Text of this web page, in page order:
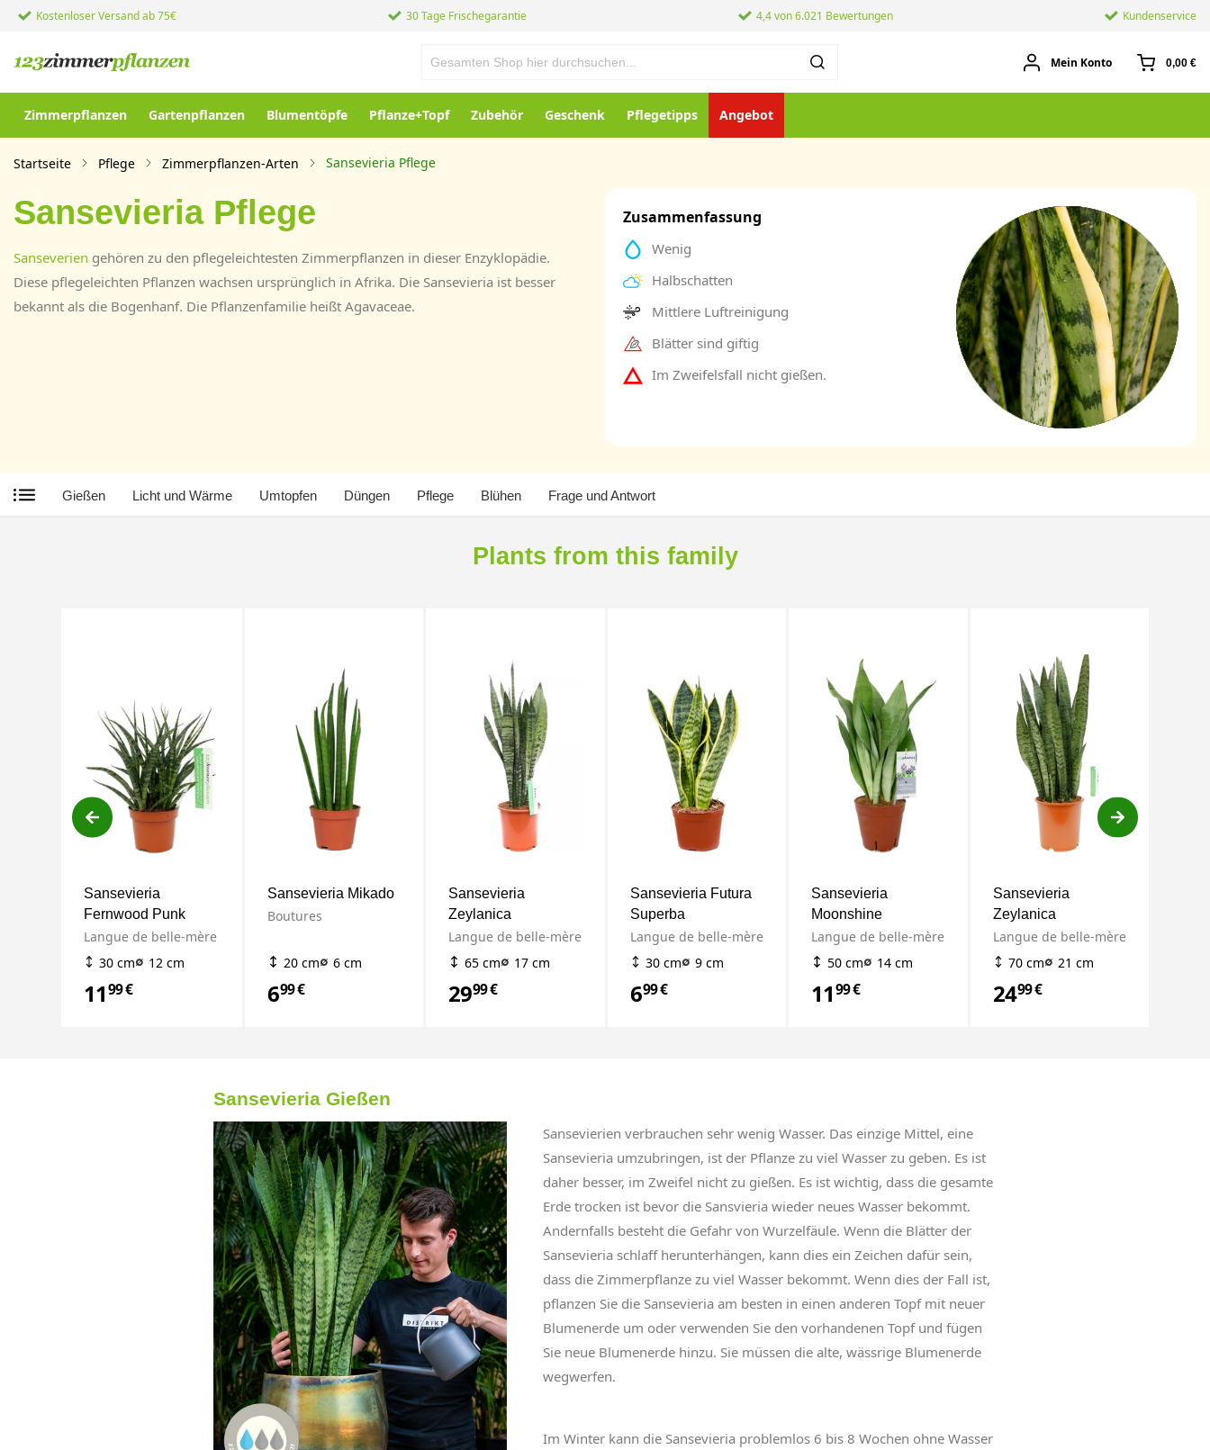
Kostenloser Versand ab 75€ 30 Tage Frischegarantie 4,4 von 6.021 Bewertungen Kundenservice
Mein Konto 0,00 €
Zimmerpflanzen Gartenpflanzen Blumentöpfe Pflanze+Topf Zubehör Geschenk Pflegetipps Angebot
Startseite Pflege Zimmerpflanzen-Arten Sansevieria Pflege
Sansevieria Pflege
Sanseverien gehören zu den pflegeleichtesten Zimmerpflanzen in dieser Enzyklopädie.
Diese pflegeleichten Pflanzen wachsen ursprünglich in Afrika. Die Sansevieria ist besser
bekannt als die Bogenhanf. Die Pflanzenfamilie heißt Agavaceae.
Zusammenfassung
Wenig
Halbschatten
Mittlere Luftreinigung
Blätter sind giftig
Im Zweifelsfall nicht gießen.
Plants from this family
Sansevieria
Fernwood Punk
Langue de belle-mère
30 cm
12 cm
1199 €
Sansevieria Mikado
Boutures
20 cm 6 cm
699 €
Sansevieria
Zeylanica
Langue de belle-mère
65 cm
17 cm
2999 €
Sansevieria Futura
Superba
Langue de belle-mère
30 cm
9 cm
699 €
Sansevieria
Moonshine
Langue de belle-mère
50 cm
14 cm
11 99 €
Sansevieria
Zeylanica
Langue de belle-mère
70 cm
21 cm
2499 €
Sansevieria Gießen
Sansevierien verbrauchen sehr wenig Wasser. Das einzige Mittel, eine
Sansevieria umzubringen, ist der Pflanze zu viel Wasser zu geben. Es ist
daher besser, im Zweifel nicht zu gießen. Es ist wichtig, dass die gesamte
Erde trocken ist bevor die Sansvieria wieder neues Wasser bekommt.
Andernfalls besteht die Gefahr von Wurzelfäule. Wenn die Blätter der
Sansevieria schlaff herunterhängen, kann dies ein Zeichen dafür sein,
dass die Zimmerpflanze zu viel Wasser bekommt. Wenn dies der Fall ist,
pflanzen Sie die Sansevieria am besten in einen anderen Topf mit neuer
Blumenerde um oder verwenden Sie den vorhandenen Topf und fügen
Sie neue Blumenerde hinzu. Sie müssen die alte, wässrige Blumenerde
wegwerfen.
Im Winter kann die Sansevieria problemlos 6 bis 8 Wochen ohne Wasser
Gießen Licht und Wärme Umtopfen Düngen Pflege Blühen Frage und Antwort